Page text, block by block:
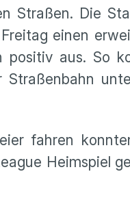
Straßen. Die
einen
positiv aus. So
fahren
Heimspiel